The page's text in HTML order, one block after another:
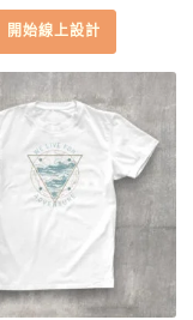
開始線上設計